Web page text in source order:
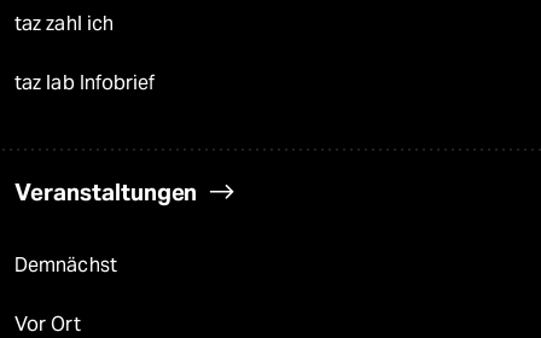
taz zahl ich
taz lab Infobrief
Veranstaltungen
Demnächst
Vor Ort